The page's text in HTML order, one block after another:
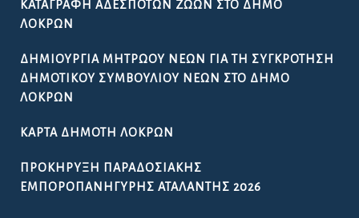
ΚΑΤΑΓΡΑΦΉ ΑΔΈΣΠΟΤΩΝ ΖΏΩΝ ΣΤΟ ΔΉΜΟ
ΛΟΚΡΏΝ
ΔΗΜΙΟΥΡΓΊΑ ΜΗΤΡΏΟΥ ΝΈΩΝ ΓΙΑ ΤΗ ΣΥΓΚΡΌΤΗΣΗ
ΔΗΜΟΤΙΚΟΎ ΣΥΜΒΟΥΛΊΟΥ ΝΈΩΝ ΣΤΟ ΔΉΜΟ
ΛΟΚΡΏΝ
ΚΆΡΤΑ ΔΗΜΌΤΗ ΛΟΚΡΏΝ
ΠΡΟΚΉΡΥΞΗ ΠΑΡΑΔΟΣΙΑΚΉΣ
ΕΜΠΟΡΟΠΑΝΉΓΥΡΗΣ ΑΤΑΛΆΝΤΗΣ 2026